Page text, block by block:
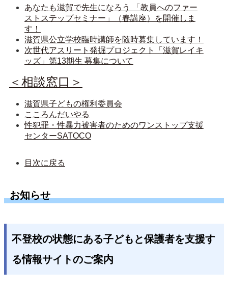
あなたも滋賀で先生になろう 「教員へのファー
ストステップセミナー」（春講座）を開催しま
す！
滋賀県公立学校臨時講師を随時募集しています！
次世代アスリート発掘プロジェクト「滋賀レイキ
ッズ」第13期生 募集について
＜相談窓口＞
滋賀県子どもの権利委員会
こころんだいやる
性犯罪・性暴力被害者のためのワンストップ支援
センターSATOCO
目次に戻る
お知らせ
不登校の状態にある子どもと保護者を支援す
る情報サイトのご案内